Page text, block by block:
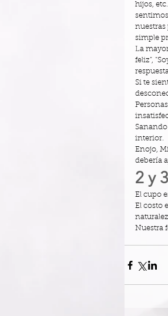
hijos,
nuestras
simple
La
feliz”,
Si te
interior.
Enojo,
debería
2 y
El cupo
El costo
Nuestra